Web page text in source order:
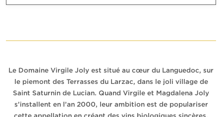
Le Domaine Virgile Joly est situé au cœur du Languedoc, sur
le piemont des Terrasses du Larzac, dans le joli village de
Saint Saturnin de Lucian. Quand Virgile et Magdalena Joly
s’installent en l’an 2000, leur ambition est de populariser